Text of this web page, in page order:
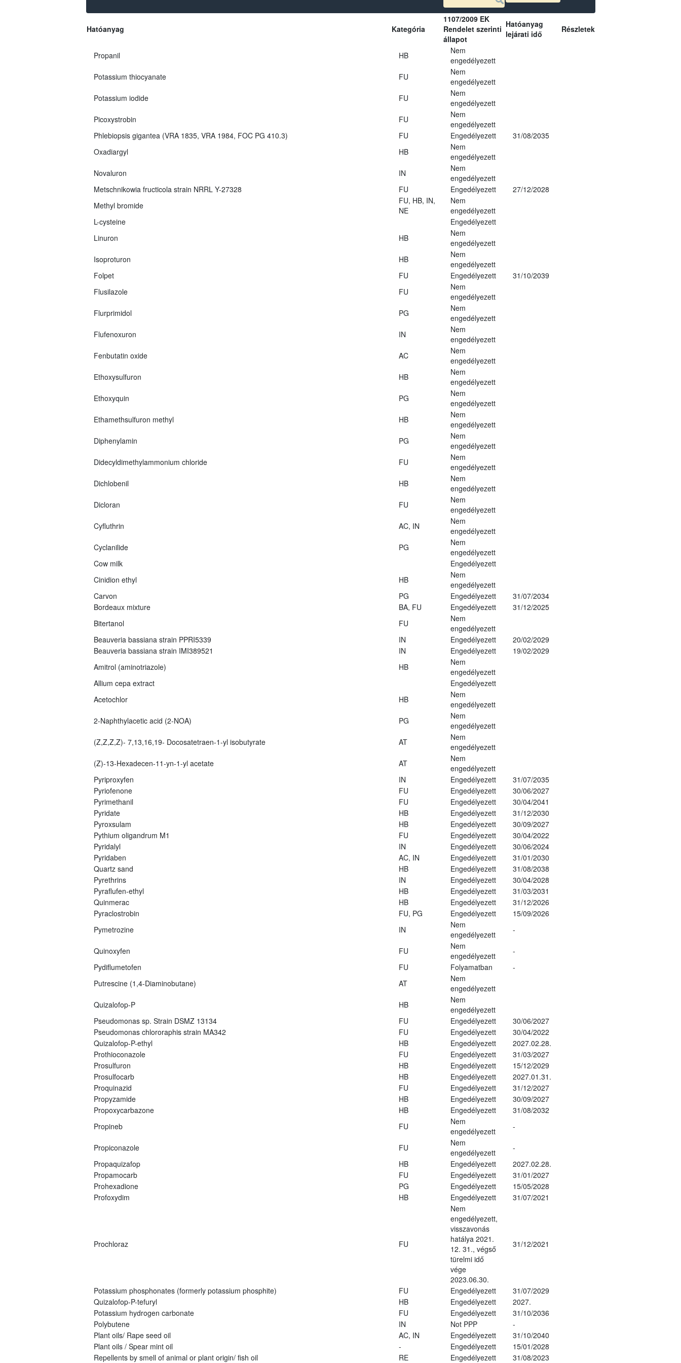
Hatóanyag Kategória
1107/2009 EK
Rendelet szerinti
állapot
Hatóanyag
lejárati idő
Részletek
Propanil HB
Nem
engedélyezett
Potassium thiocyanate
FU
Nem
engedélyezett
Potassium iodide
FU
Nem
engedélyezett
Picoxystrobin
FU
Nem
engedélyezett
Phlebiopsis gigantea (VRA 1835, VRA 1984, FOC PG 410.3)
FU Engedélyezett
31/08/2035
Oxadiargyl
HB
Nem
engedélyezett
Novaluron
IN
Nem
engedélyezett
Metschnikowia fructicola strain NRRL Y-27328
FU Engedélyezett
27/12/2028
Methyl bromide
FU, HB, IN,
NE
Nem
engedélyezett
L-cysteine
Engedélyezett
Linuron
HB
Nem
engedélyezett
Isoproturon
HB
Nem
engedélyezett
Folpet
FU Engedélyezett
31/10/2039
Flusilazole
FU
Nem
engedélyezett
Flurprimidol
PG
Nem
engedélyezett
Flufenoxuron
IN
Nem
engedélyezett
Fenbutatin oxide
AC
Nem
engedélyezett
Ethoxysulfuron
HB
Nem
engedélyezett
Ethoxyquin
PG
Nem
engedélyezett
Ethamethsulfuron methyl
HB
Nem
engedélyezett
Diphenylamin
PG
Nem
engedélyezett
Didecyldimethylammonium chloride
FU
Nem
engedélyezett
Dichlobenil
HB
Nem
engedélyezett
Dicloran
FU
Nem
engedélyezett
Cyfluthrin
AC, IN
Nem
engedélyezett
Cyclanilide
PG
Nem
engedélyezett
Cow milk
Engedélyezett
Cinidion ethyl
HB
Nem
engedélyezett
Carvon
PG Engedélyezett
31/07/2034
Bordeaux mixture
BA, FU Engedélyezett
31/12/2025
Bitertanol
FU
Nem
engedélyezett
Beauveria bassiana strain PPRI5339
IN Engedélyezett
20/02/2029
Beauveria bassiana strain IMI389521
IN Engedélyezett
19/02/2029
Amitrol (aminotriazole)
HB
Nem
engedélyezett
Allium cepa extract
Engedélyezett
Acetochlor
HB
Nem
engedélyezett
2-Naphthylacetic acid (2-NOA)
PG
Nem
engedélyezett
(Z,Z,Z,Z)- 7,13,16,19- Docosatetraen-1-yl isobutyrate
AT
Nem
engedélyezett
(Z)-13-Hexadecen-11-yn-1-yl acetate
AT
Nem
engedélyezett
Pyriproxyfen
IN Engedélyezett
31/07/2035
Pyriofenone
FU Engedélyezett
30/06/2027
Pyrimethanil
FU Engedélyezett
30/04/2041
Pyridate
HB Engedélyezett
31/12/2030
Pyroxsulam
HB Engedélyezett
30/09/2027
Pythium oligandrum M1
FU Engedélyezett
30/04/2022
Pyridalyl
IN Engedélyezett
30/06/2024
Pyridaben
AC, IN Engedélyezett
31/01/2030
Quartz sand
HB Engedélyezett
31/08/2038
Pyrethrins
IN Engedélyezett
30/04/2028
Pyraflufen-ethyl
HB Engedélyezett
31/03/2031
Quinmerac
HB Engedélyezett
31/12/2026
Pyraclostrobin
FU, PG Engedélyezett
15/09/2026
Pymetrozine
IN
Nem
engedélyezett
-
Quinoxyfen FU
Nem
engedélyezett
-
Pydiflumetofen
FU Folyamatban
-
Putrescine (1,4-Diaminobutane)
AT
Nem
engedélyezett
Quizalofop-P
HB
Nem
engedélyezett
Pseudomonas sp. Strain DSMZ 13134
FU Engedélyezett
30/06/2027
Pseudomonas chlororaphis strain MA342
FU Engedélyezett
30/04/2022
Quizalofop-P-ethyl
HB Engedélyezett
2027.02.28.
Prothioconazole
FU Engedélyezett
31/03/2027
Prosulfuron
HB Engedélyezett
15/12/2029
Prosulfocarb
HB Engedélyezett
2027.01.31.
Proquinazid
FU Engedélyezett
31/12/2027
Propyzamide
HB Engedélyezett
30/09/2027
Propoxycarbazone
HB Engedélyezett
31/08/2032
Propineb
FU
Nem
engedélyezett
-
Propiconazole FU
Nem
engedélyezett
-
Propaquizafop
HB Engedélyezett
2027.02.28.
Propamocarb
FU Engedélyezett
31/01/2027
Prohexadione
PG Engedélyezett
15/05/2028
Profoxydim
HB Engedélyezett 31/07/2021
Prochloraz FU
Nem
engedélyezett,
visszavonás
hatálya 2021.
12. 31., végső
türelmi idő
vége
2023.06.30.
31/12/2021
Potassium phosphonates (formerly potassium phosphite) FU Engedélyezett
31/07/2029
Quizalofop-P-tefuryl
HB Engedélyezett
2027.
Potassium hydrogen carbonate
FU Engedélyezett
31/10/2036
Polybutene
IN Not PPP
-
Plant oils/ Rape seed oil
AC, IN Engedélyezett
31/10/2040
Plant oils / Spear mint oil
- Engedélyezett
15/01/2028
Repellents by smell of animal or plant origin/ fish oil
RE Engedélyezett 31/08/2023